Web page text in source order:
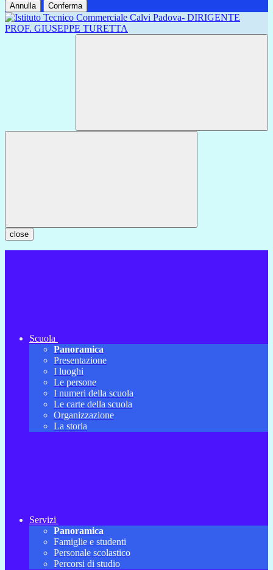
Annulla Conferma
close
Scuola
Panoramica
Presentazione
I luoghi
Le persone
I numeri della scuola
Le carte della scuola
Organizzazione
La storia
Servizi
Panoramica
Famiglie e studenti
Personale scolastico
Percorsi di studio